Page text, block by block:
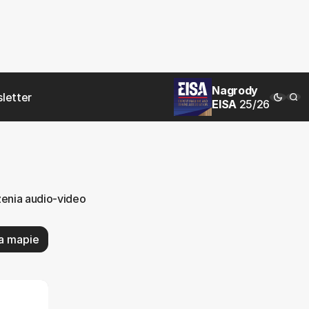
Nagrody
EISA 25/26
audio-video
mapie